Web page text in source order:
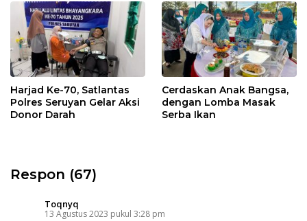
Etika Hukum Pendidikan
Harjad Ke-70, Satlantas
Polres Seruyan Gelar Aksi
Donor Darah
Cerdaskan Anak Bangsa,
dengan Lomba Masak
Serba Ikan
Respon (67)
Toqnyq
13 Agustus 2023 pukul 3:28 pm